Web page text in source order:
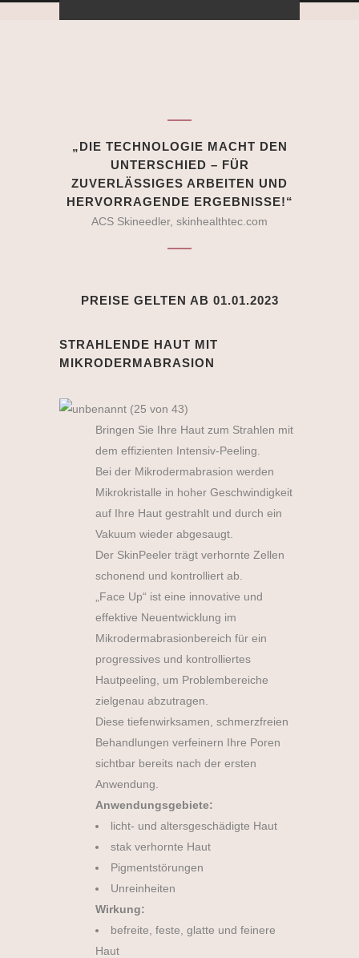
„DIE TECHNOLOGIE MACHT DEN
UNTERSCHIED – FÜR
ZUVERLÄSSIGES ARBEITEN UND
HERVORRAGENDE ERGEBNISSE!“
ACS Skineedler, skinhealthtec.com
PREISE GELTEN AB 01.01.2023
STRAHLENDE HAUT MIT
MIKRODERMABRASION
Bringen Sie Ihre Haut zum Strahlen mit
dem effizienten Intensiv-Peeling.
Bei der Mikrodermabrasion werden
Mikrokristalle in hoher Geschwindigkeit
auf Ihre Haut gestrahlt und durch ein
Vakuum wieder abgesaugt.
Der SkinPeeler trägt verhornte Zellen
schonend und kontrolliert ab.
„Face Up“ ist eine innovative und
effektive Neuentwicklung im
Mikrodermabrasionbereich für ein
progressives und kontrolliertes
Hautpeeling, um Problembereiche
zielgenau abzutragen.
Diese tiefenwirksamen, schmerzfreien
Behandlungen verfeinern Ihre Poren
sichtbar bereits nach der ersten
Anwendung.
Anwendungsgebiete:
licht- und altersgeschädigte Haut
stak verhornte Haut
Pigmentstörungen
Unreinheiten
Wirkung:
befreite, feste, glatte und feinere
Haut